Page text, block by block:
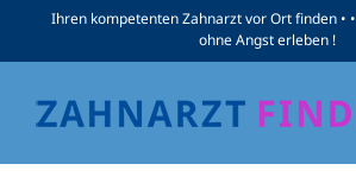
Inhalt
springen
Ihren kompetenten Zahnarzt vor Ort finden •
ohne Angst erleben !